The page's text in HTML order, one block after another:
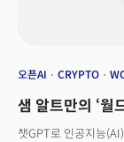
오픈AI CRYPTO
샘 알트만의 ‘월
챗GPT로 인공지능